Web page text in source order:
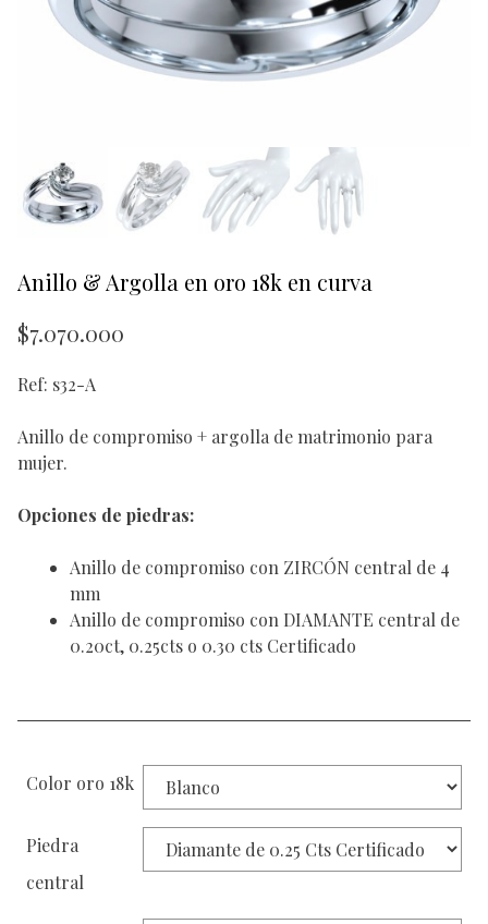
Anillo & Argolla en oro 18k en curva
$7.070.000
Ref: s32-A
Anillo de compromiso + argolla de matrimonio para
mujer.
Opciones de piedras:
Anillo de compromiso con ZIRCÓN central de 4
mm
Anillo de compromiso con DIAMANTE central de
0.20ct, 0.25cts o 0.30 cts Certificado
Color oro 18k
Piedra
central